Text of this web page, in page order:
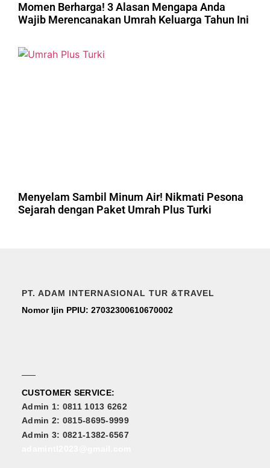
Momen Berharga! 3 Alasan Mengapa Anda
Wajib Merencanakan Umrah Keluarga Tahun Ini
Menyelam Sambil Minum Air! Nikmati Pesona
Sejarah dengan Paket Umrah Plus Turki
PT. ADAM INTERNASIONAL TUR &TRAVEL
Nomor Ijin PPIU: 27032300610670002
CUSTOMER SERVICE:
Admin 1: 0811 1013 6262
Admin 2: 0815-8695-9999
Admin 3: 0821-1382-6567